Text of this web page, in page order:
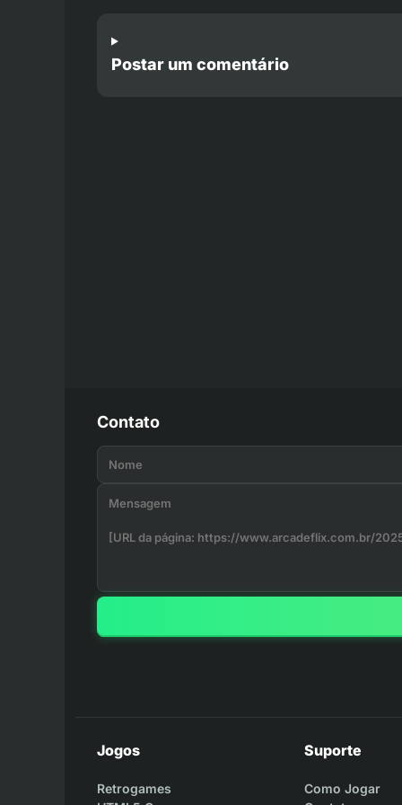
Postar um comentário
Contato
Jogos
Retrogames
Suporte
Como Jogar